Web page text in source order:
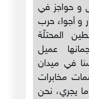
و حواجز في
و أجواء حرب
المحتلّة
عميل
في ميدان
مخابرات
يجري، نحن